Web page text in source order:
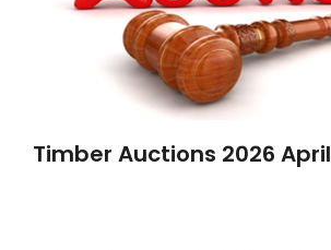
Timber Auctions 2026 April